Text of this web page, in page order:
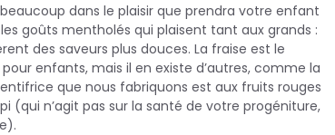
dans le plaisir que prendra votre enfant
goûts mentholés qui plaisent tant aux grands :
des saveurs plus douces. La fraise est le
enfants, mais il en existe d’autres, comme la
que nous fabriquons est aux fruits rouges
(qui n’agit pas sur la santé de votre progéniture,